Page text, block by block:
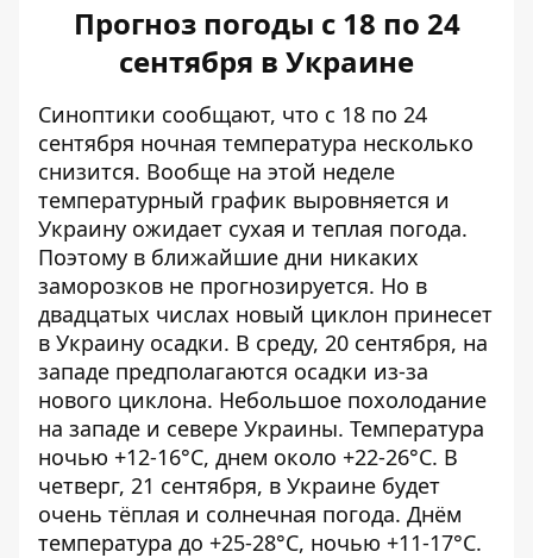
Прогноз погоды с 18 по 24
сентября в Украине
Синоптики сообщают, что с 18 по 24
сентября ночная температура несколько
снизится. Вообще на этой неделе
температурный график выровняется и
Украину ожидает сухая и теплая погода.
Поэтому в ближайшие дни никаких
заморозков не прогнозируется. Но в
двадцатых числах новый циклон принесет
в Украину осадки. В среду, 20 сентября, на
западе предполагаются осадки из-за
нового циклона. Небольшое похолодание
на западе и севере Украины. Температура
ночью +12-16°С, днем ​​около +22-26°С. В
четверг, 21 сентября, в Украине будет
очень тёплая и солнечная погода. Днём
температура до +25-28°С, ночью +11-17°С.